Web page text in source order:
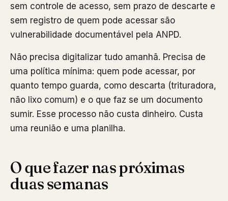
sem controle de acesso, sem prazo de descarte e
sem registro de quem pode acessar são
vulnerabilidade documentável pela ANPD.
Não precisa digitalizar tudo amanhã. Precisa de
uma política mínima: quem pode acessar, por
quanto tempo guarda, como descarta (trituradora,
não lixo comum) e o que faz se um documento
sumir. Esse processo não custa dinheiro. Custa
uma reunião e uma planilha.
O que fazer nas próximas
duas semanas